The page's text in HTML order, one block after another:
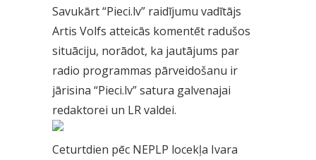
Savukārt “Pieci.lv” raidījumu vadītājs
Artis Volfs atteicās komentēt radušos
situāciju, norādot, ka jautājums par
radio programmas pārveidošanu ir
jārisina “Pieci.lv” satura galvenajai
redaktorei un LR valdei.
Ceturtdien pēc NEPLP locekļa Ivara